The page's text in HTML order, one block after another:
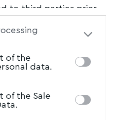
to third parties prior
of your personal
This
be disclosed by us to
further disclose it to
of the
data.
of the Sale